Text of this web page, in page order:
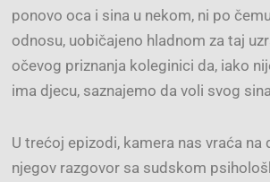
ponovo oca i sina u nekom, ni po
odnosu, uobičajeno hladnom za taj
očevog priznanja koleginici da, iako
ima djecu, saznajemo da voli svog
U trećoj epizodi, kamera nas vraća na
njegov razgovor sa sudskom